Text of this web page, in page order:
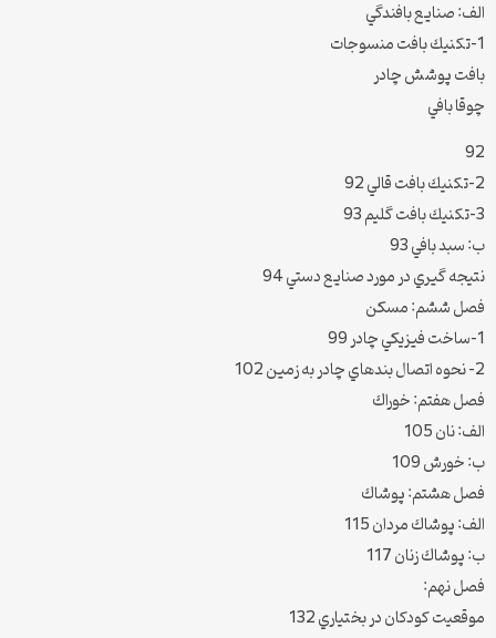
الف: صنايع بافندگي
1-تكنيك بافت منسوجات
بافت پوشش چادر
چوقا بافي
92
2-تكنيك بافت قالي 92
3-تكنيك بافت گليم 93
ب: سبد بافي 93
نتيجه گيري در مورد صنايع دستي 94
فصل ششم: مسكن
1-ساخت فيزيكي چادر 99
2- نحوه اتصال بندهاي چادر به زمين 102
فصل هفتم: خوراك
الف: نان 105
ب: خورش 109
فصل هشتم: پوشاك
الف: پوشاك مردان 115
ب: پوشاك زنان 117
فصل نهم:
موقعيت كودكان در بختياري 132